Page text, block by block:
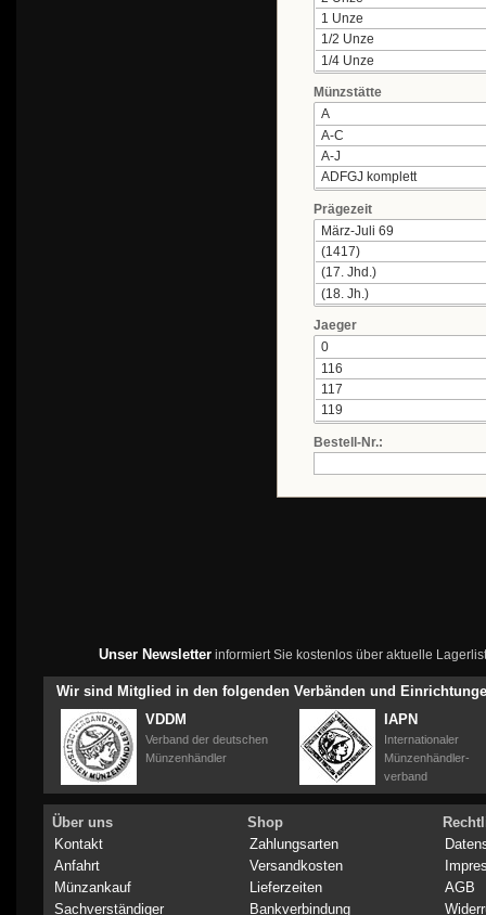
Münzstätte
Prägezeit
Jaeger
Bestell-Nr.:
Unser Newsletterinformiert Sie kostenlos über aktuelle
Wir sind Mitglied in den folgenden Verbänden und
VDDM
Verband der deutschen
Münzenhändler
IAPN
Internationaler
Münzenhändler-
verband
Über uns
Kontakt
Anfahrt
Münzankauf
Sachverständiger
Shop
Zahlungsarten
Versandkosten
Lieferzeiten
Bankverbindung
AGB